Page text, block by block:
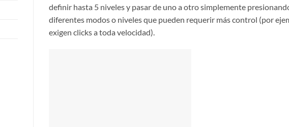
definir hasta 5 niveles y pasar de uno a otro simplemente
diferentes modos o niveles que pueden requerir más control (por
exigen clicks a toda velocidad).